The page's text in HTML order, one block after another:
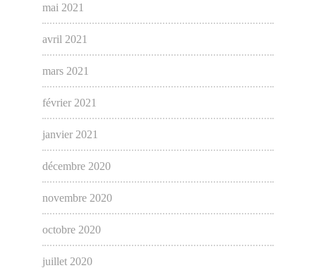
mai 2021
avril 2021
mars 2021
février 2021
janvier 2021
décembre 2020
novembre 2020
octobre 2020
juillet 2020